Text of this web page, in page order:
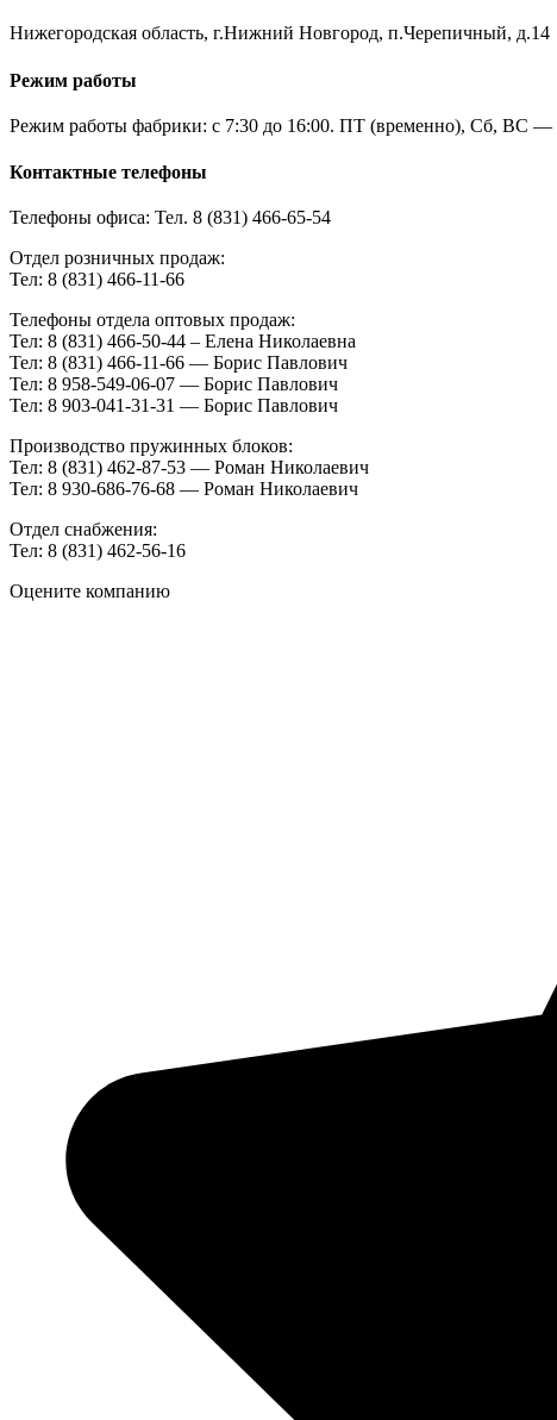
Нижегородская область, г.Нижний Новгород, п.Черепичный, д.14
Режим работы
Режим работы фабрики: с 7:30 до 16:00. ПТ (временно), Сб, ВС —
Контактные телефоны
Телефоны офиса: Тел. 8 (831) 466-65-54
Отдел розничных продаж:
Тел: 8 (831) 466-11-66
Телефоны отдела оптовых продаж:
Тел: 8 (831) 466-50-44 – Елена Николаевна
Тел: 8 (831) 466-11-66 — Борис Павлович
Тел: 8 958-549-06-07 — Борис Павлович
Тел: 8 903-041-31-31 — Борис Павлович
Производство пружинных блоков:
Тел: 8 (831) 462-87-53 — Роман Николаевич
Тел: 8 930-686-76-68 — Роман Николаевич
Отдел снабжения:
Тел: 8 (831) 462-56-16
Оцените компанию